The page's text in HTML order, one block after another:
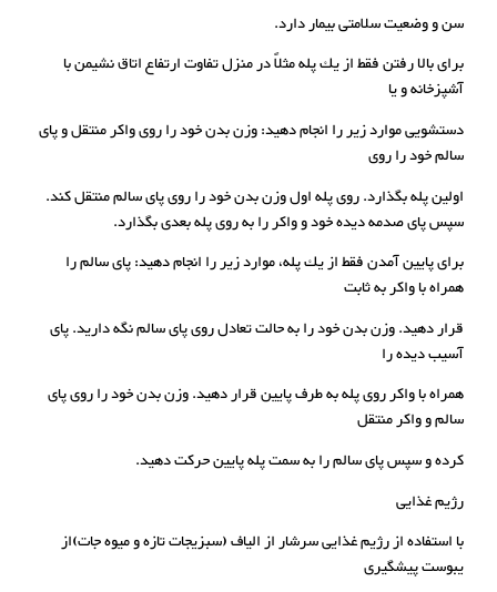
سن و وضعیت سلامتی بیمار دارد.
برای بالا رفتن فقط از یك پله مثلاً در منزل تفاوت ارتفاع اتاق نشیمن با
آشپزخانه و یا
دستشویی موارد زیر را انجام دهید: وزن بدن خود را روی واکر منتقل و پای
سالم خود را روی
اولین پله بگذارد. روی پله اول وزن بدن خود را روی پای سالم منتقل کند.
سپس پای صدمه دیده خود و واکر را به روی پله بعدی بگذارد.
برای پایین آمدن فقط از یك پله، موارد زیر را انجام دهید: پای سالم را
همراه با واکر به ثابت
قرار دهید. وزن بدن خود را به حالت تعادل روی پای سالم نگه دارید. پای
آسیب دیده را
همراه با واکر روی پله به طرف پایین قرار دهید. وزن بدن خود را روی پای
سالم و واکر منتقل
کرده و سپس پای سالم را به سمت پله پایین حرکت دهید.
رژیم غذایی
با استفاده از رژیم غذایی سرشار از الیاف (سبزیجات تازه و میوه جات)از
یبوست پیشگیری